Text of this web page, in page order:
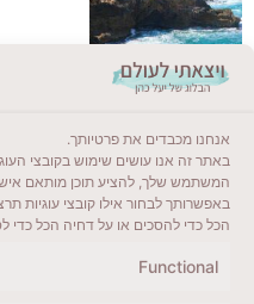
אנחנו מכבדים את פרטיותך.
באתר זה אנו עושים שימוש בקובצי
המשתמש שלך, להציע תוכן מותאם
באפשרותך לבחור אילו קובצי
הכל כדי להסכים או על דחיה הכל כדי
Functional
ייעדים מומלצים
מדריכים ועזרים